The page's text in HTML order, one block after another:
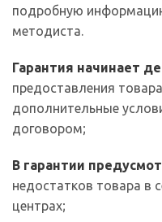
подробную
методиста.
Гарантия начинает
предоставления
дополнительные
договором;
В гарантии
недостатков товара в
центрах;